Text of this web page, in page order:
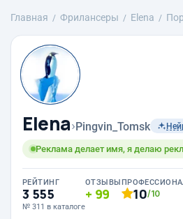
Главная Фрилансеры Elena
Elena›Pingvin_Tomsk
Реклама делает имя, я делаю
РЕЙТИНГ
3 555
№ 311 в каталоге
ОТЗЫВЫ
99 10/10